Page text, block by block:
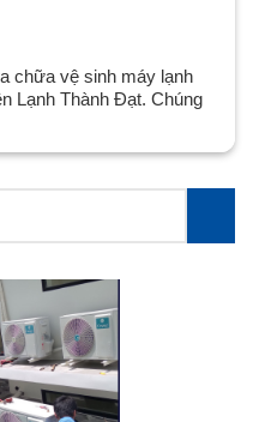
chữa vệ sinh máy lạnh
Lạnh Thành Đạt. Chúng